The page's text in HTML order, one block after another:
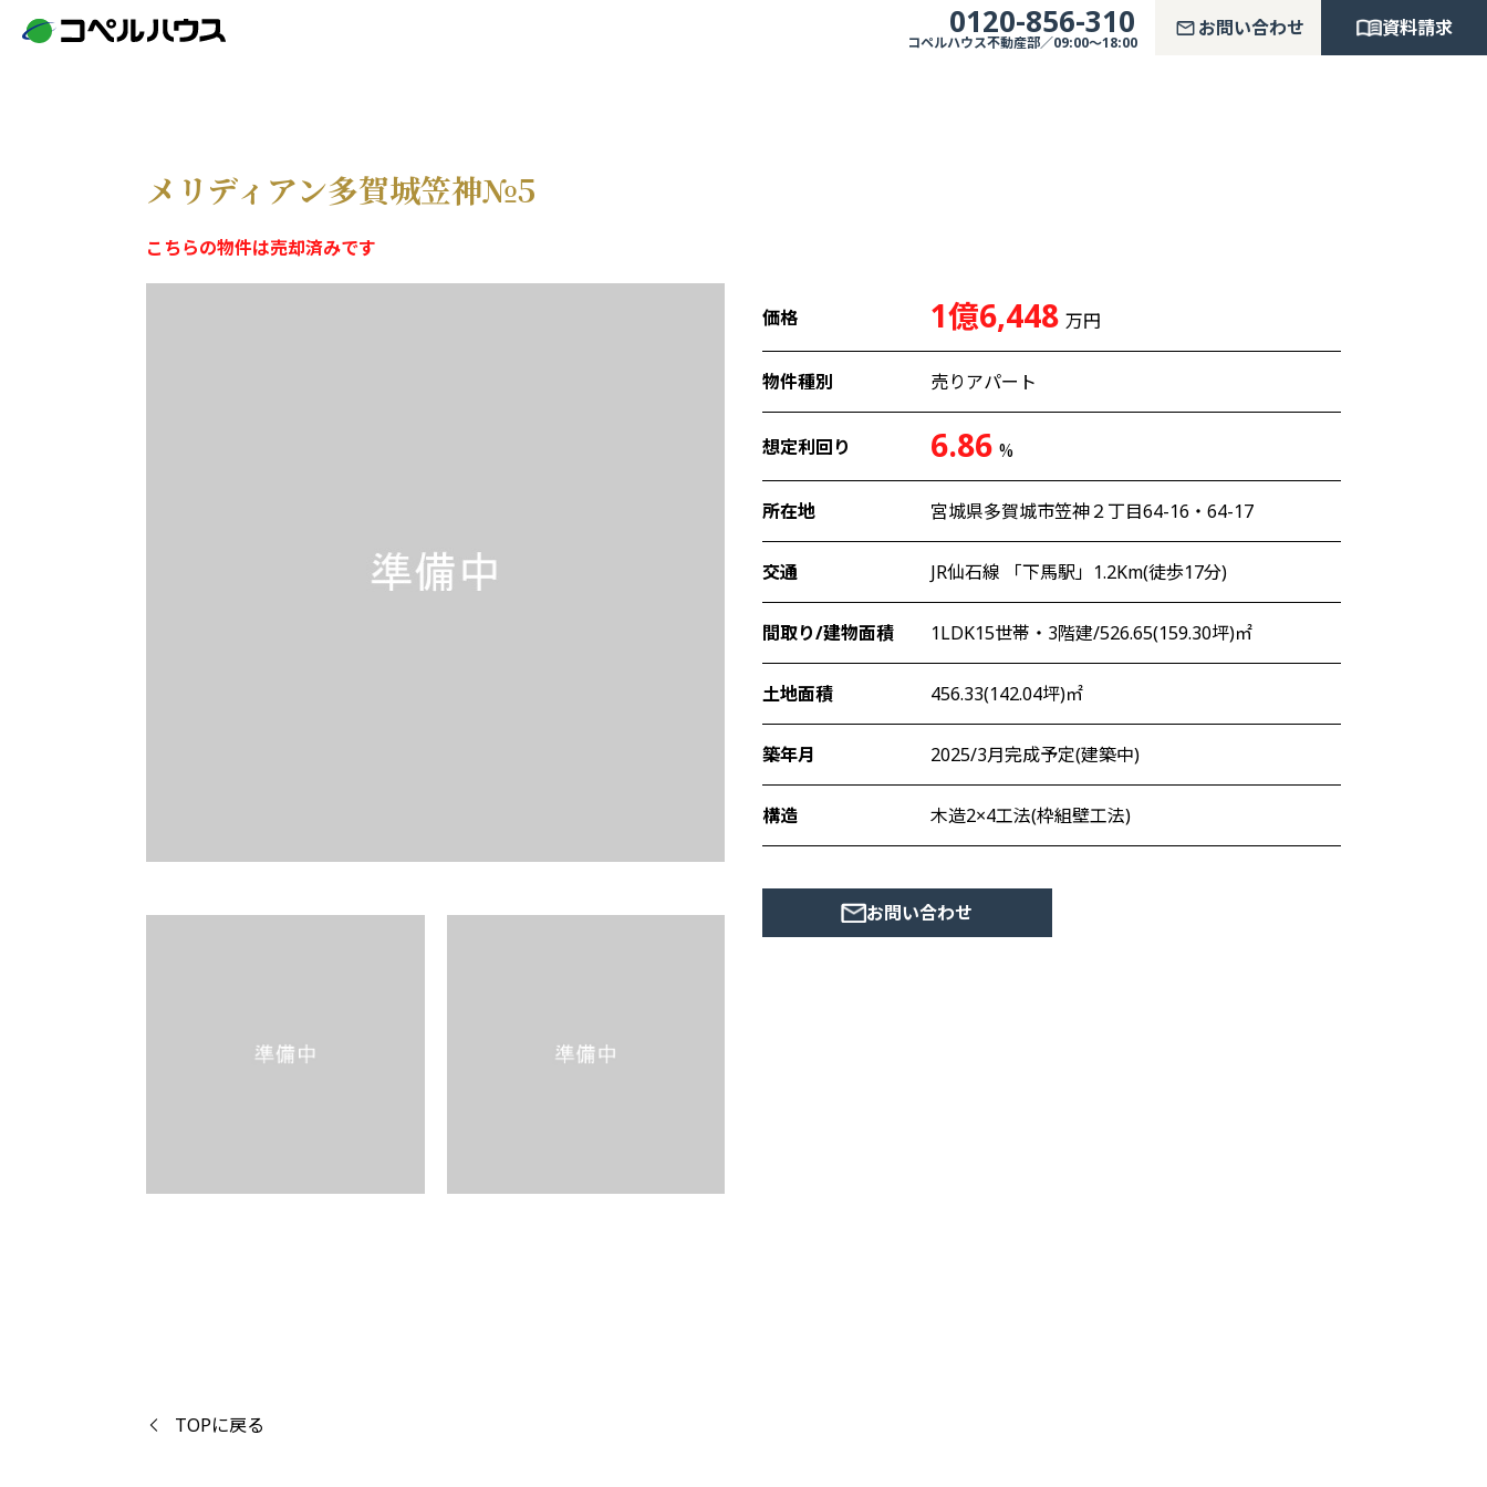
0120-856-310
コペルハウス不動産部／09:00～18:00
お問い合わせ 資料請求
メリディアン多賀城笠神№5
こちらの物件は売却済みです
価格 1億6,448 万円
物件種別 売りアパート
想定利回り 6.86 %
所在地 宮城県多賀城市笠神２丁目64-16・64-17
交通 JR仙石線 「下馬駅」1.2Km(徒歩17分)
間取り/建物面積 1LDK15世帯・3階建/526.65(159.30坪)㎡
土地面積 456.33(142.04坪)㎡
築年月 2025/3月完成予定(建築中)
構造 木造2×4工法(枠組壁工法)
お問い合わせ
TOPに戻る